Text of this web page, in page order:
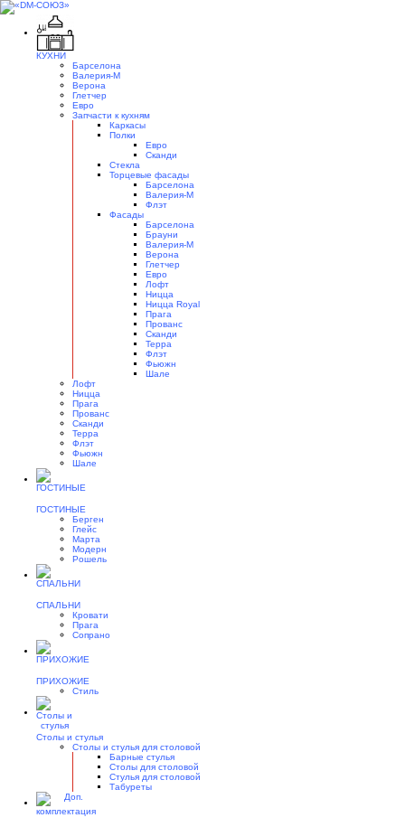
КУХНИ
Барселона
Валерия-М
Верона
Глетчер
Евро
Запчасти к кухням
Каркасы
Полки
Евро
Сканди
Стекла
Торцевые фасады
Барселона
Валерия-М
Флэт
Фасады
Барселона
Брауни
Валерия-М
Верона
Глетчер
Евро
Лофт
Ницца
Ницца Royal
Прага
Прованс
Сканди
Терра
Флэт
Фьюжн
Шале
Лофт
Ницца
Прага
Прованс
Сканди
Терра
Флэт
Фьюжн
Шале
ГОСТИНЫЕ
Берген
Глейс
Марта
Модерн
Рошель
СПАЛЬНИ
Кровати
Прага
Сопрано
ПРИХОЖИЕ
Стиль
Столы и стулья
Столы и стулья для столовой
Барные стулья
Столы для столовой
Стулья для столовой
Табуреты